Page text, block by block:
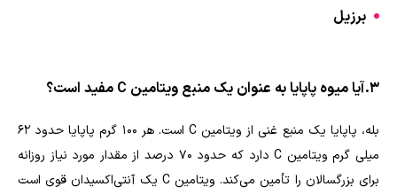
برزیل
3. آیا میوه پاپایا به عنوان یک منبع ویتامین C مفید است؟
بله، پاپایا یک منبع غنی از ویتامین C است. هر 100 گرم پاپایا حدود ۶۲
میلی گرم ویتامین C دارد که حدود ۷۰ درصد از مقدار مورد نیاز روزانه
برای بزرگسالان را تأمین می‌کند. ویتامین C یک آنتی‌اکسیدان قوی است